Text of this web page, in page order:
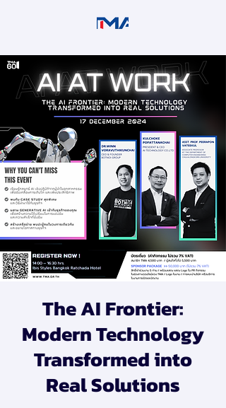
The AI Frontier:
Modern Technology
Transformed into
Real Solutions